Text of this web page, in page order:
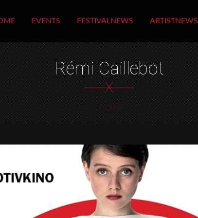
EVENTS FESTIVALNEWS ARTISTNEWS
Rémi Caillebot
X
HOME